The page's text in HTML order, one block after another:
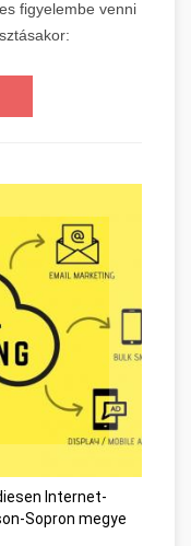
figyelembe venni
Internet-
Sopron megye